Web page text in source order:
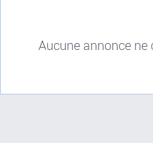
Aucune annonce